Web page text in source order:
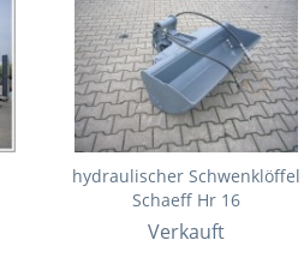
hydraulischer Schwenklöffel
Schaeff Hr 16
Verkauft